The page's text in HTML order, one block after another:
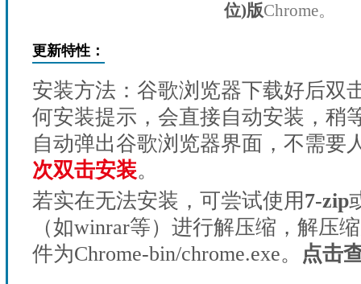
位)版Chrome。
更新特性：
安装方法：谷歌浏览器下载好后双
何安装提示，会直接自动安装，稍
自动弹出谷歌浏览器界面，不需要
次双击安装。
若实在无法安装，可尝试使用7-zip
（如winrar等）进行解压缩，解压
件为Chrome-bin/chrome.exe。
点击